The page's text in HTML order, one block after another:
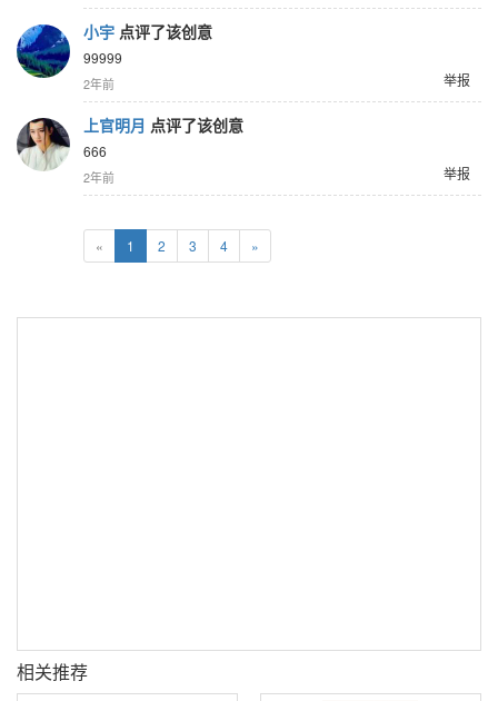
小宇 点评了该创意
99999
举报
2年前
上官明月 点评了该创意
666
举报
2年前
« 1 2 3 4 »
相关推荐